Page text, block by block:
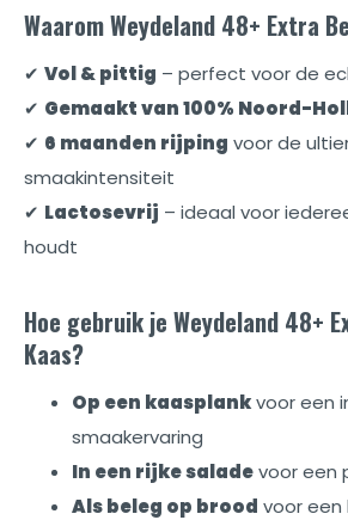
Waarom Weydeland 48+ Extra
✔ Vol & pittig – perfect voor de
✔ Gemaakt van 100% Noord-
✔ 6 maanden rijping voor de
smaakintensiteit
✔ Lactosevrij – ideaal voor
houdt
Hoe gebruik je Weydeland 48+
Kaas?
Op een kaasplankvoor een
smaakervaring
In een rijke saladevoor een
Als beleg op brood voor een